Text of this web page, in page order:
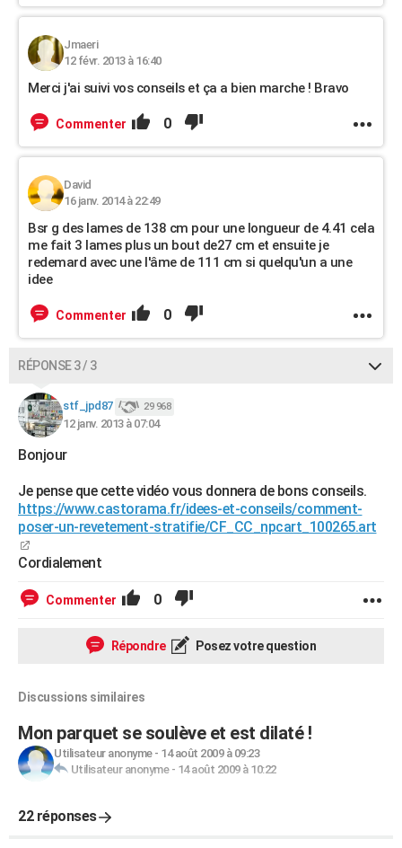
Jmaeri
12 févr. 2013 à 16:40
Merci j'ai suivi vos conseils et ça a bien marche ! Bravo
Commenter 0
David
16 janv. 2014 à 22:49
Bsr g des lames de 138 cm pour une longueur de 4.41 cela
me fait 3 lames plus un bout de27 cm et ensuite je
redemard avec une l'âme de 111 cm si quelqu'un a une
idee
Commenter 0
RÉPONSE 3 / 3
stf_jpd87 29 968
12 janv. 2013 à 07:04
Bonjour
Je pense que cette vidéo vous donnera de bons conseils.
https://www.castorama.fr/idees-et-conseils/comment-
poser-un-revetement-stratifie/CF_CC_npcart_100265.art
Cordialement
Commenter 0
Répondre Posez votre question
Discussions similaires
Mon parquet se soulève et est dilaté !
Utilisateur anonyme- 14 août 2009 à 09:23
Utilisateur anonyme- 14 août 2009 à 10:22
22 réponses